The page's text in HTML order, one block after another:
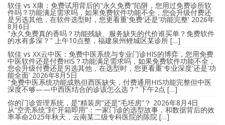
软佳 vs X康：免费试用背后的"永久免费"陷阱，您用过免费诊所软
件吗？功能满足需求吗，如果免费软件功能不全，您会升级付费还
是另选其他，在软件选型时，您更看重'免费'还是'功能完整' 2026年
8月6日
"永久免费真的香吗？功能残缺、服务缺失的代价谁买单？免费软件
的水有多深？" 上午10点整，福建泉州鲤城区某诊所 […]
软佳 vs XX云中医：免费中医系统与专业门诊HIS的博弈，您用免费
中医软件还是付费HIS？功能满足需求吗，如果免费软件功能不全，
您会升级付费还是另选其他，在选型时，您更看重'专业深度'还是'功
能全面' 2026年8月5日
"免费中医系统功能成熟但西医缺失，付费通用HIS功能完整但中医
深度不够——中西医结合的诊该怎么选？" 下午2点 […]
你的门诊管理系统，是“精装房”还是“毛坯房”？ 2026年8月4日
从“空壳系统”到“开箱即用”：一家门诊的选型故事，和数据背后的效
率革命2025年秋天，云南某二级专科医院的陈院 […]